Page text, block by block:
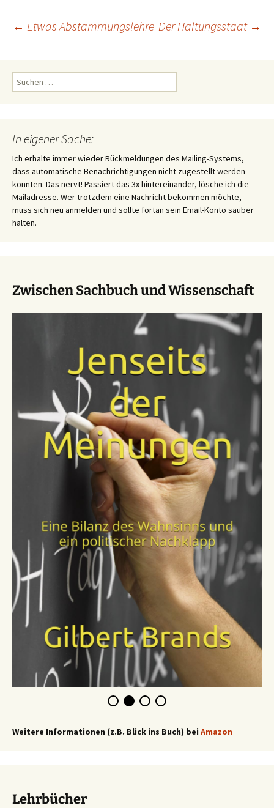
Beitragsnavigation
← Etwas Abstammungslehre Der Haltungsstaat →
Suchen
nach:
In eigener Sache:
Ich erhalte immer wieder Rückmeldungen des Mailing-Systems,
dass automatische Benachrichtigungen nicht zugestellt werden
konnten. Das nervt! Passiert das 3x hintereinander, lösche ich die
Mailadresse. Wer trotzdem eine Nachricht bekommen möchte,
muss sich neu anmelden und sollte fortan sein Email-Konto sauber
halten.
Zwischen Sachbuch und Wissenschaft
Weitere Informationen (z.B. Blick ins Buch) bei Amazon
Lehrbücher